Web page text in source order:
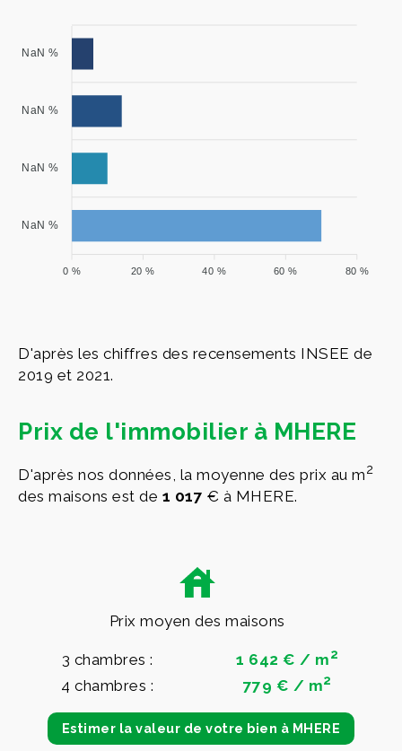
NaN %
NaN %
NaN %
NaN %
80 %
60 %
40 %
20 %
0 %
D'après les chiffres des recensements INSEE de
2019 et 2021.
Prix de l'immobilier à MHERE
D'après nos données, la moyenne des prix au m2
des maisons est de 1 017 € à MHERE.
Prix moyen des maisons
3 chambres : 1 642 € / m2
4 chambres : 779 € / m2
Estimer la valeur de votre bien à MHERE